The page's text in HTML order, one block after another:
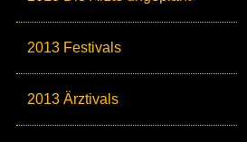
2013 Festivals
2013 Ärztivals